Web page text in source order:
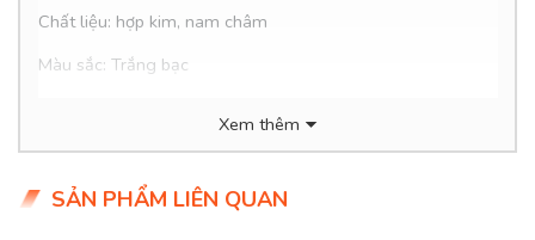
Chất liệu: hợp kim, nam châm
Màu sắc: Trắng bạc
Chức năng: Chìa khóa từ mở các loạikhóa chặn chống
Xem thêm
SẢN PHẨM LIÊN QUAN